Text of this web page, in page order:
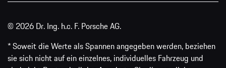
© 2026 Dr. Ing. h.c. F. Porsche AG.
* Soweit die Werte als Spannen angegeben werden, beziehen
sie sich nicht auf ein einzelnes, individuelles Fahrzeug und